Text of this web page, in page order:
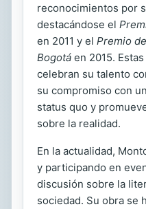
reconocimientos por
destacándose el
en 2011 y el Premio
Bogotá en 2015.
celebran su talento
su compromiso con
status quo y
sobre la realidad.
En la actualidad,
y participando en
discusión sobre la
sociedad. Su obra se